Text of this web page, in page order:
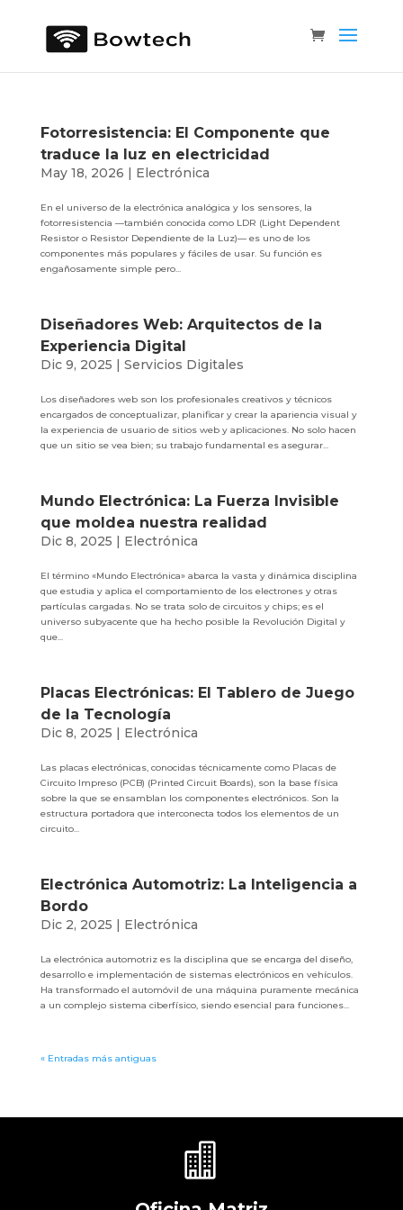
Fotorresistencia: El Componente que
traduce la luz en electricidad
May 18, 2026 | Electrónica
En el universo de la electrónica analógica y los sensores, la
fotorresistencia —también conocida como LDR (Light Dependent
Resistor o Resistor Dependiente de la Luz)— es uno de los
componentes más populares y fáciles de usar. Su función es
engañosamente simple pero...
Diseñadores Web: Arquitectos de la
Experiencia Digital
Dic 9, 2025 | Servicios Digitales
Los diseñadores web son los profesionales creativos y técnicos
encargados de conceptualizar, planificar y crear la apariencia visual y
la experiencia de usuario de sitios web y aplicaciones. No solo hacen
que un sitio se vea bien; su trabajo fundamental es asegurar...
Mundo Electrónica: La Fuerza Invisible
que moldea nuestra realidad
Dic 8, 2025 | Electrónica
El término «Mundo Electrónica» abarca la vasta y dinámica disciplina
que estudia y aplica el comportamiento de los electrones y otras
partículas cargadas. No se trata solo de circuitos y chips; es el
universo subyacente que ha hecho posible la Revolución Digital y
que...
Placas Electrónicas: El Tablero de Juego
de la Tecnología
Dic 8, 2025 | Electrónica
Las placas electrónicas, conocidas técnicamente como Placas de
Circuito Impreso (PCB) (Printed Circuit Boards), son la base física
sobre la que se ensamblan los componentes electrónicos. Son la
estructura portadora que interconecta todos los elementos de un
circuito...
Electrónica Automotriz: La Inteligencia a
Bordo
Dic 2, 2025 | Electrónica
La electrónica automotriz es la disciplina que se encarga del diseño,
desarrollo e implementación de sistemas electrónicos en vehículos.
Ha transformado el automóvil de una máquina puramente mecánica
a un complejo sistema ciberfísico, siendo esencial para funciones...
« Entradas más antiguas
